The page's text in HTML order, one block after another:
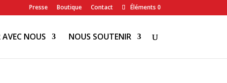
Presse Boutique Contact Éléments 0
AVEC NOUS NOUS SOUTENIR